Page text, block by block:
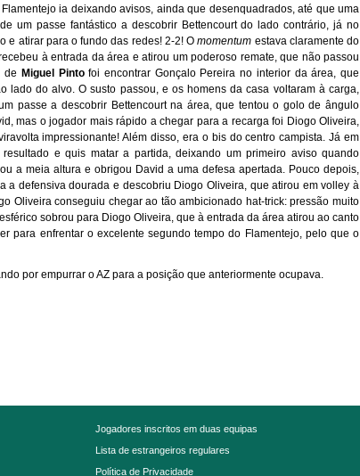
ia deixando avisos, ainda que desenquadrados, até que uma
um passe fantástico a descobrir Bettencourt do lado contrário, já no
e atirar para o fundo das redes! 2-2! Omomentum estava claramente do
à entrada da área e atirou um poderoso remate, que não passou
de Miguel Pintofoi encontrar Gonçalo Pereira no interior da área, que
lado do alvo. O susto passou, e os homens da casa voltaram à carga,
passe a descobrir Bettencourt na área, que tentou o golo de ângulo
mas o jogador mais rápido a chegar para a recarga foi Diogo Oliveira,
impressionante! Além disso, era o bis do centro campista. Já em
e quis matar a partida, deixando um primeiro aviso quando
a meia altura e obrigou David a uma defesa apertada. Pouco depois,
a defensiva dourada e descobriu Diogo Oliveira, que atirou em volley à
Oliveira conseguiu chegar ao tão ambicionado hat-trick: pressão muito
sobrou para Diogo Oliveira, que à entrada da área atirou ao canto
para enfrentar o excelente segundo tempo do Flamentejo, pelo que o
por empurrar o AZ para a posição que anteriormente ocupava.
Jogadores inscritos em duas equipas
Lista de estrangeiros regulares
Política de Privacidade